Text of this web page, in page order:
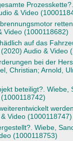
& Video
Video (1000118682)
auf das
Audio & Video
bei der
Christian; Arnold,
beteiligt?. Wiebe,
Video (1000118747)
Wiebe,
(1000118753)